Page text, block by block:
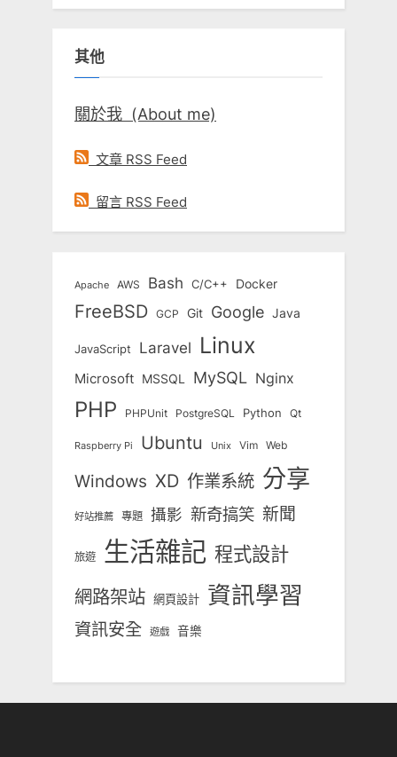
關
字:
其他
關於我 (About me)
文章 RSS Feed
留言 RSS Feed
Apache AWS Bash C/C++ Docker
FreeBSD GCP Git Google Java
JavaScript Laravel Linux
Microsoft MSSQL MySQL Nginx
PHP PHPUnit PostgreSQL Python Qt
Raspberry Pi Ubuntu Unix Vim Web
Windows XD 作業系統 分享
好站推薦 專題 攝影 新奇搞笑 新聞
旅遊 生活雜記 程式設計
網路架站 網頁設計 資訊學習
資訊安全 遊戲 音樂